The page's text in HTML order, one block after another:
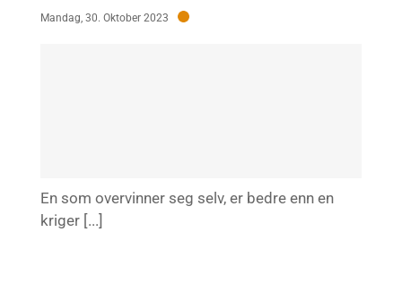
Mandag, 30. Oktober 2023
En som overvinner seg selv, er bedre enn en
kriger [...]